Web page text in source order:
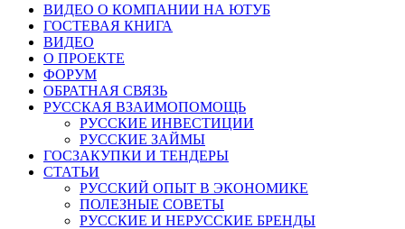
ВИДЕО О КОМПАНИИ НА ЮТУБ
ГОСТЕВАЯ КНИГА
ВИДЕО
О ПРОЕКТЕ
ФОРУМ
ОБРАТНАЯ СВЯЗЬ
РУССКАЯ ВЗАИМОПОМОЩЬ
РУССКИЕ ИНВЕСТИЦИИ
РУССКИЕ ЗАЙМЫ
ГОСЗАКУПКИ И ТЕНДЕРЫ
СТАТЬИ
РУССКИЙ ОПЫТ В ЭКОНОМИКЕ
ПОЛЕЗНЫЕ СОВЕТЫ
РУССКИЕ И НЕРУССКИЕ БРЕНДЫ